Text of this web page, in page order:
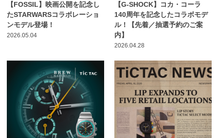
【FOSSIL】映画公開を記念し
たSTARWARSコラボレーショ
ンモデル登場！
2026.05.04
【G-SHOCK】コカ・コーラ
140周年を記念したコラボモデ
ル！【先着／抽選予約のご案
内】
2026.04.28